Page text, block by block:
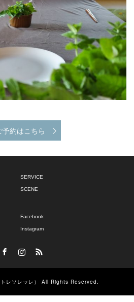
予約はこちら
SERVICE
SCENE
Facebook
Instagram
レソレッレ） All Rights Reserved.